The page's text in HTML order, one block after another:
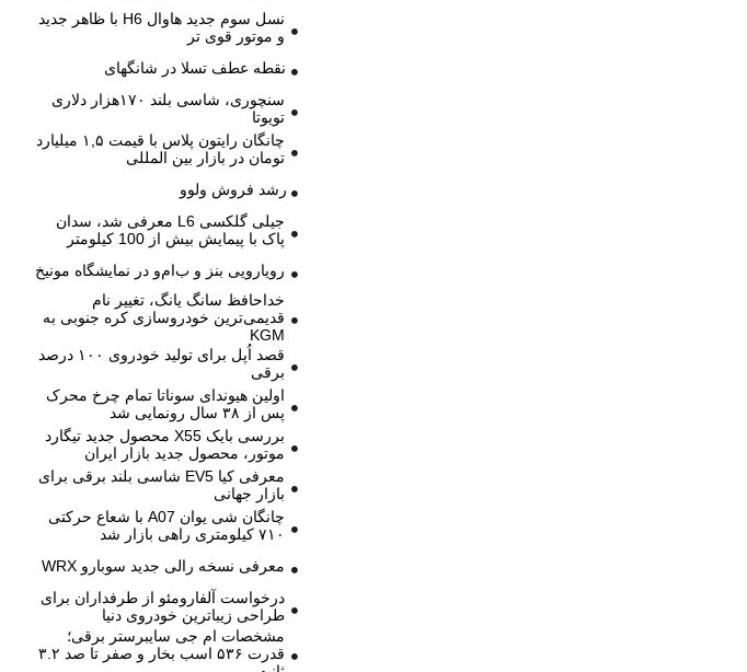
نسل سوم جدید هاوال H6 با ظاهر جدید
و موتور قوی تر
نقطه عطف تسلا در شانگهای
سنچوری، شاسی بلند ۱۷۰هزار دلاری
تویوتا
چانگان رایتون پلاس با قیمت ۱,۵ میلیارد
تومان در بازار بین المللی
رشد فروش ولوو
جیلی گلکسی L6 معرفی شد، سدان
پاک با پیمایش بیش از 100 کیلومتر
رویارویی بنز و ب‌ام‌و در نمایشگاه مونیخ
خداحافظ سانگ یانگ، تغییر نام
قدیمی‌ترین خودروسازی کره جنوبی به
KGM
قصد اُپل برای تولید خودروی ۱۰۰ درصد
برقی
اولین هیوندای سوناتا تمام چرخ محرک
پس از ۳۸ سال رونمایی شد
بررسی بایک X55 محصول جدید تیگارد
موتور، محصول جدید بازار ایران
معرفی کیا EV5 شاسی بلند برقی برای
بازار جهانی
چانگان شی یوان A07 با شعاع حرکتی
۷۱۰ کیلومتری راهی بازار شد
معرفی نسخه رالی جدید سوبارو WRX
درخواست آلفارومئو از طرفداران برای
طراحی زیباترین خودروی دنیا
مشخصات ام جی سایبرستر برقی؛
قدرت ۵۳۶ اسب بخار و صفر تا صد ۳.۲